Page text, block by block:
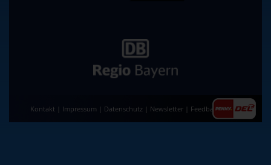
Kontakt Impressum Datenschutz Newsletter Feedback|AGB